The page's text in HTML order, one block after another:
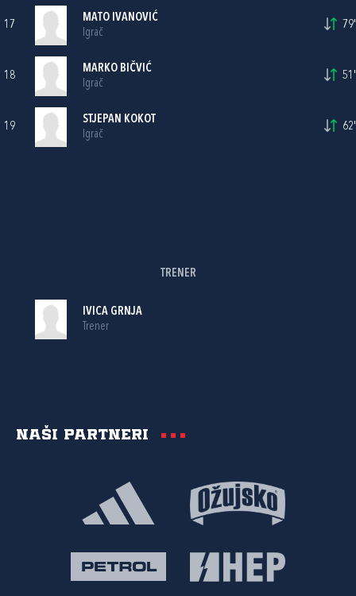
17
MATO IVANOVIĆ
Igrač
79'
18
MARKO BIČVIĆ
Igrač
51'
19
STJEPAN KOKOT
Igrač
62'
TRENER
IVICA GRNJA
Trener
Naši partneri